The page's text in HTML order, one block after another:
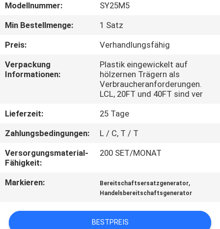
QUALITÄTSKONTROLLE
TRETEN
SIE
MIT
IN
FORDERN
SIE EIN
ZITAT
SITEMAP
Modellnummer:
SY25M5
Min Bestellmenge:
1 Satz
Preis:
Verhandlungsfähig
Verpackung
Informationen:
Plastik eingewickelt auf
hölzernen Trägern als
Verbraucheranforderungen.
LCL, 20FT und 40FT sind ver
Lieferzeit:
25 Tage
Zahlungsbedingungen:
L / C, T / T
Versorgungsmaterial-
Fähigkeit:
200 SET/MONAT
Markieren: Bereitschaftsersatzgenerator,
Handelsbereitschaftsgenerator
BESTPREIS